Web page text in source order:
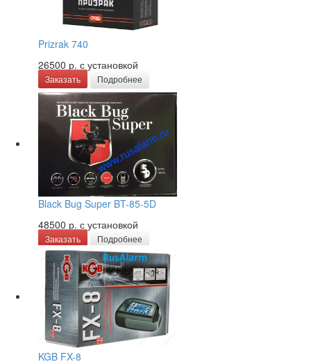
Prizrak 740
26500 р. с установкой
Заказать Подробнее
Black Bug Super BT-85-5D
48500 р. с установкой
Заказать Подробнее
KGB FX-8